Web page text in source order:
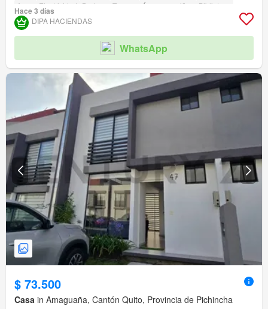
Agua
Electricidad Bodega Terraza Área para niños
Biblioteca
Jardín Conserje Parrilla
Hace 3 días
DIPA HACIENDAS
WhatsApp
$ 73.500
Casa in Amaguaña, Cantón Quito, Provincia de Pichincha